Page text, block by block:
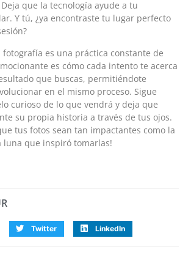
que la tecnología ayude a tu
Y tú, ¿ya encontraste tu lugar perfecto
fotografía es una práctica constante de
es cómo cada intento te acerca
que buscas, permitiéndote
en el mismo proceso. Sigue
curioso de lo que vendrá y deja que
su propia historia a través de tus ojos.
tus fotos sean tan impactantes como la
luna que inspiró tomarlas!
Twitter LinkedIn